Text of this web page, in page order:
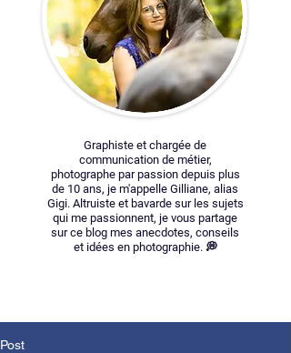
Graphiste et chargée de
communication de métier,
photographe par passion depuis plus
de 10 ans, je m'appelle Gilliane, alias
Gigi. Altruiste et bavarde sur les sujets
qui me passionnent, je vous partage
sur ce blog mes anecdotes, conseils
et idées en photographie. 💭
Post